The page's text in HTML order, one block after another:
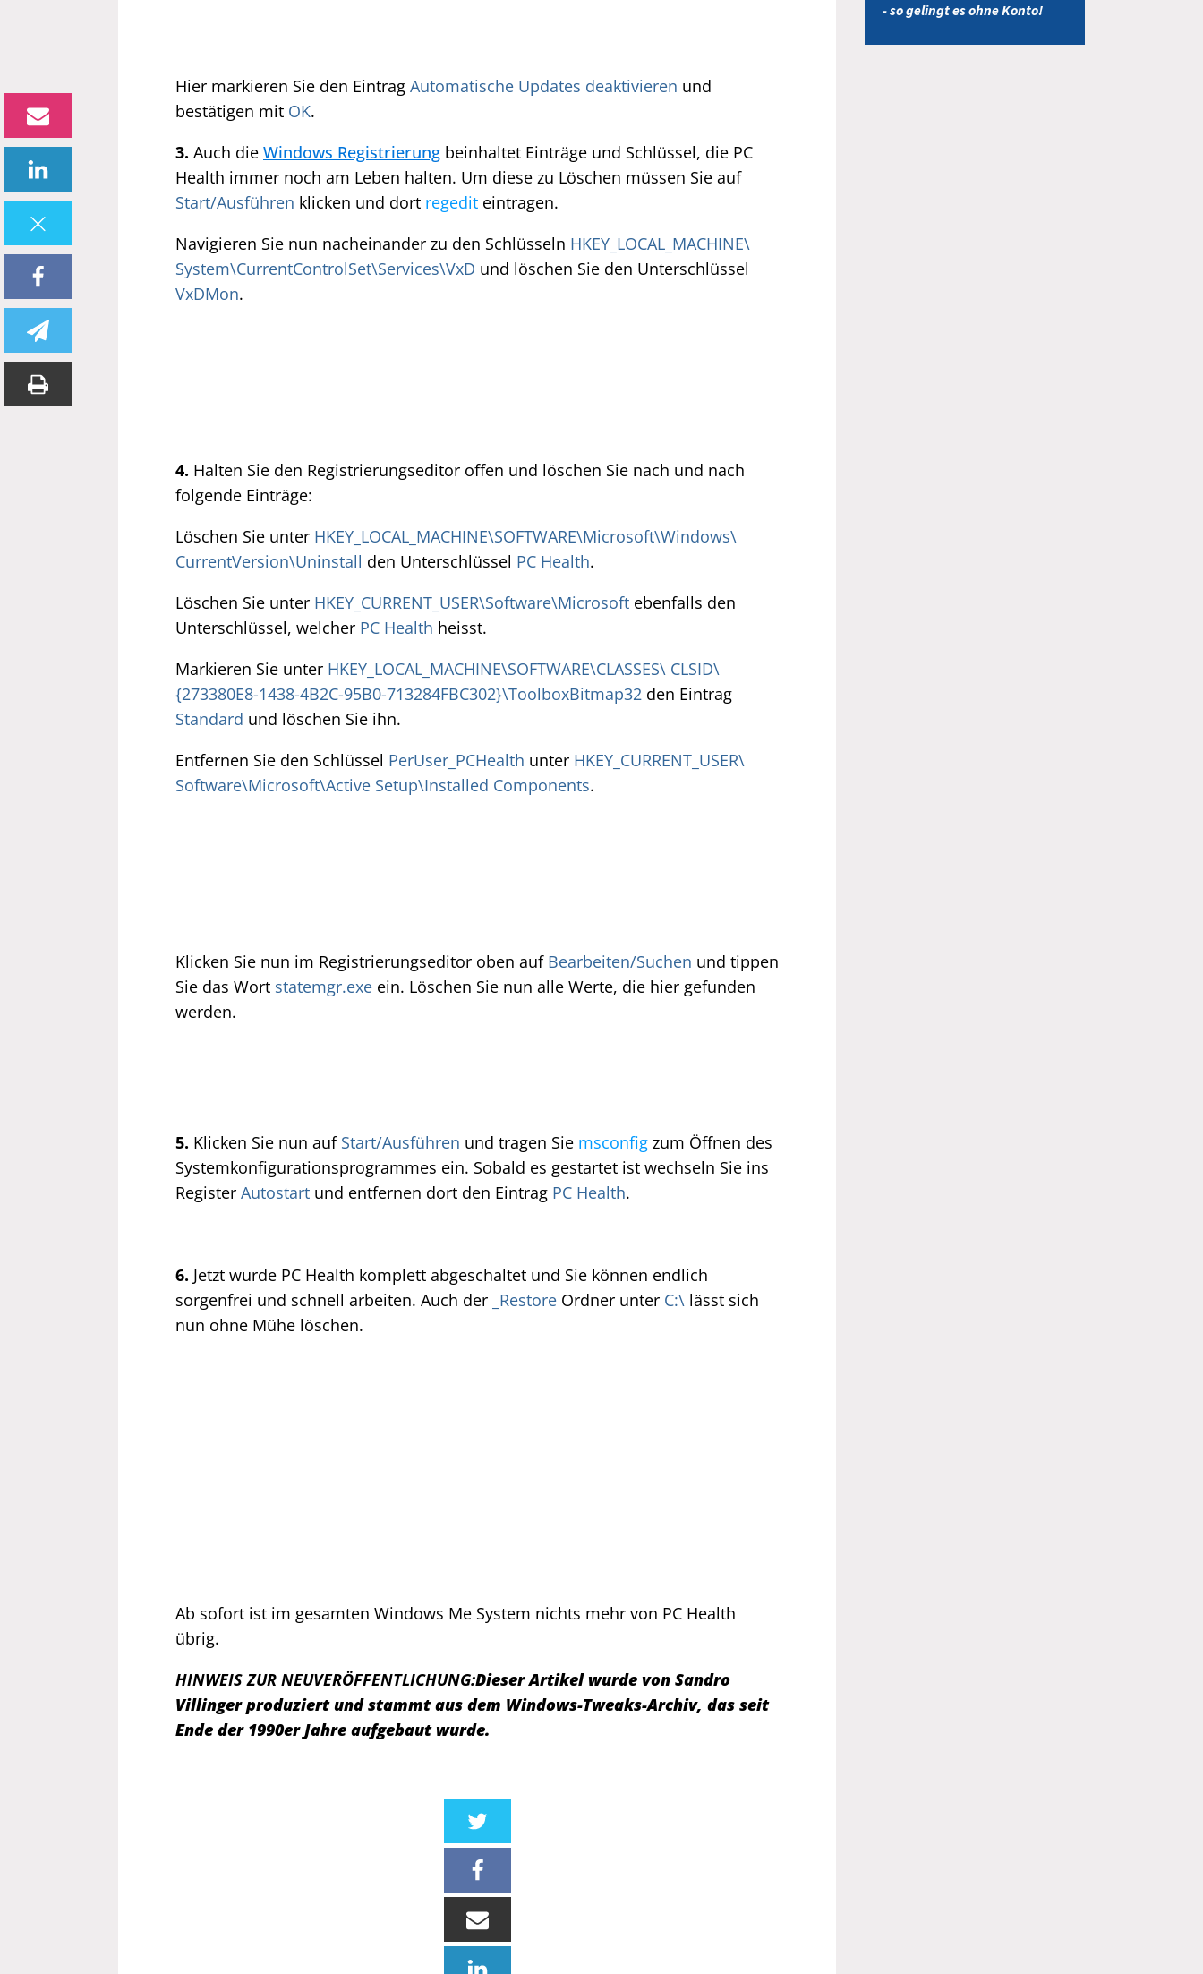
Hier markieren Sie den Eintrag Automatische Updates deaktivieren und
bestätigen mit OK.
3. Auch die Windows Registrierung beinhaltet Einträge und Schlüssel, die PC
Health immer noch am Leben halten. Um diese zu Löschen müssen Sie auf
Start/Ausführen klicken und dort regedit eintragen.
Navigieren Sie nun nacheinander zu den Schlüsseln HKEY_LOCAL_MACHINE\
System\CurrentControlSet\Services\VxD und löschen Sie den Unterschlüssel
VxDMon.
4. Halten Sie den Registrierungseditor offen und löschen Sie nach und nach
folgende Einträge:
Löschen Sie unter HKEY_LOCAL_MACHINE\SOFTWARE\Microsoft\Windows\
CurrentVersion\Uninstall den Unterschlüssel PC Health.
Löschen Sie unter HKEY_CURRENT_USER\Software\Microsoft ebenfalls den
Unterschlüssel, welcher PC Health heisst.
Markieren Sie unter HKEY_LOCAL_MACHINE\SOFTWARE\CLASSES\ CLSID\
{273380E8-1438-4B2C-95B0-713284FBC302}\ToolboxBitmap32 den Eintrag
Standard und löschen Sie ihn.
Entfernen Sie den Schlüssel PerUser_PCHealth unter HKEY_CURRENT_USER\
Software\Microsoft\Active Setup\Installed Components.
Klicken Sie nun im Registrierungseditor oben auf Bearbeiten/Suchen und tippen
Sie das Wort statemgr.exe ein. Löschen Sie nun alle Werte, die hier gefunden
werden.
5. Klicken Sie nun auf Start/Ausführen und tragen Sie msconfig zum Öffnen des
Systemkonfigurationsprogrammes ein. Sobald es gestartet ist wechseln Sie ins
Register Autostart und entfernen dort den Eintrag PC Health.
6. Jetzt wurde PC Health komplett abgeschaltet und Sie können endlich
sorgenfrei und schnell arbeiten. Auch der _Restore Ordner unter C:\ lässt sich
nun ohne Mühe löschen.
Ab sofort ist im gesamten Windows Me System nichts mehr von PC Health
übrig.
HINWEIS ZUR NEUVERÖFFENTLICHUNG:Dieser Artikel wurde von Sandro
Villinger produziert und stammt aus dem Windows-Tweaks-Archiv, das seit
Ende der 1990er Jahre aufgebaut wurde.
- so gelingt es ohne Konto!